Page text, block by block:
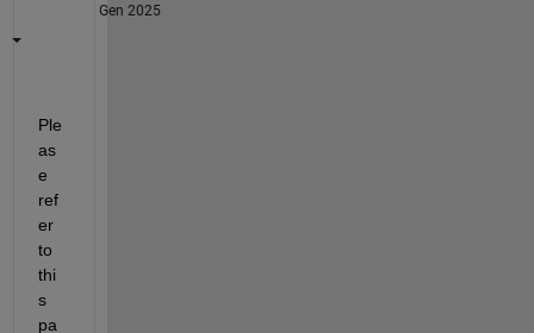
Gen 2025
Ple
as
e
ref
er
to
thi
s
pa